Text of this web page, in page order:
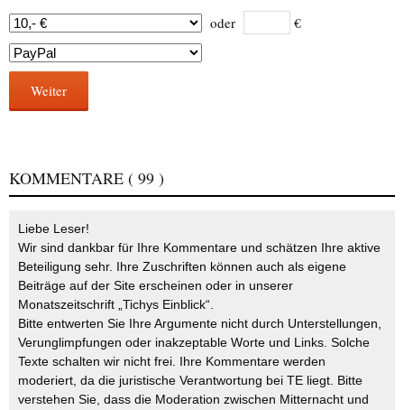
oder
€
Weiter
KOMMENTARE ( 99 )
Liebe Leser!
Wir sind dankbar für Ihre Kommentare und schätzen Ihre aktive
Beteiligung sehr. Ihre Zuschriften können auch als eigene
Beiträge auf der Site erscheinen oder in unserer
Monatszeitschrift „Tichys Einblick“.
Bitte entwerten Sie Ihre Argumente nicht durch Unterstellungen,
Verunglimpfungen oder inakzeptable Worte und Links. Solche
Texte schalten wir nicht frei. Ihre Kommentare werden
moderiert, da die juristische Verantwortung bei TE liegt. Bitte
verstehen Sie, dass die Moderation zwischen Mitternacht und